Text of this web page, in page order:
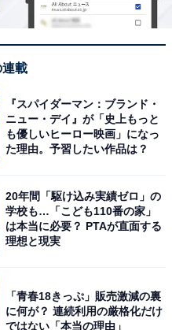
載
『スパイダーマン：ブランド・
ニュー・デイ』が「史上もっと
も優しいヒーロー映画」になっ
た理由。予習したい作品は？
20年間「駆け込み実績ゼロ」の
学校も…「こども110番の家」
は本当に必要？ PTAが直面する
理想と現実
「青春18きっぷ」販売激減の裏
に何が？ 連続利用の厳格化だけ
ではない「本当の理由」